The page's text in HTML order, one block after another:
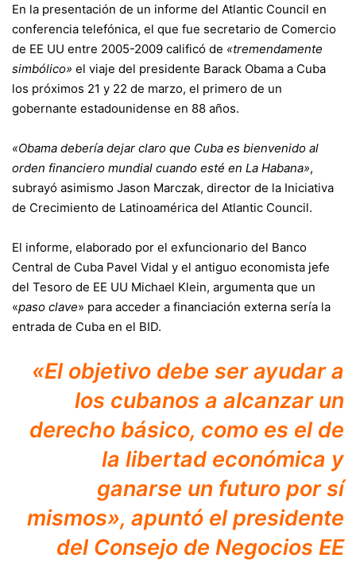
En la presentación de un informe del Atlantic Council en
conferencia telefónica, el que fue secretario de Comercio
de EE UU entre 2005-2009 calificó de «tremendamente
simbólico» el viaje del presidente Barack Obama a Cuba
los próximos 21 y 22 de marzo, el primero de un
gobernante estadounidense en 88 años.
«Obama debería dejar claro que Cuba es bienvenido al
orden financiero mundial cuando esté en La Habana»,
subrayó asimismo Jason Marczak, director de la Iniciativa
de Crecimiento de Latinoamérica del Atlantic Council.
El informe, elaborado por el exfuncionario del Banco
Central de Cuba Pavel Vidal y el antiguo economista jefe
del Tesoro de EE UU Michael Klein, argumenta que un
«paso clave» para acceder a financiación externa sería la
entrada de Cuba en el BID.
«El objetivo debe ser ayudar a
los cubanos a alcanzar un
derecho básico, como es el de
la libertad económica y
ganarse un futuro por sí
mismos», apuntó el presidente
del Consejo de Negocios EE